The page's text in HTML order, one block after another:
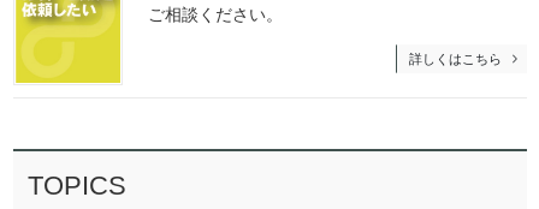
ご相談ください。
詳しくはこちら
TOPICS